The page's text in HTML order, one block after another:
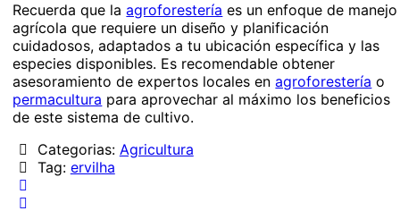
Recuerda que laagroforestería es un enfoque de manejo
agrícola que requiere un diseño y planificación
cuidadosos, adaptados a tu ubicación específica y las
especies disponibles. Es recomendable obtener
asesoramiento de expertos locales enagroforestería o
permacultura para aprovechar al máximo los beneficios
de este sistema de cultivo.
Categorias: Agricultura
Tag: ervilha